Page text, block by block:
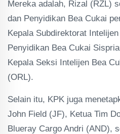
Mereka adalah, Rizal (RZL)
dan Penyidikan Bea Cukai
Kepala Subdirektorat
Penyidikan Bea Cukai
Kepala Seksi Intelijen Bea
(ORL).
Selain itu, KPK juga
John Field (JF), Ketua Tim
Blueray Cargo Andri (AND),